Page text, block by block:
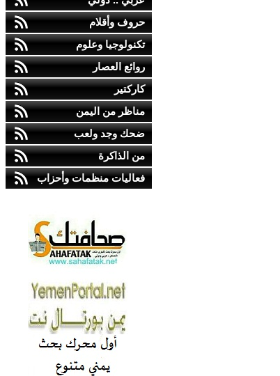
حروف وأقلام
تكنولوجيا وعلوم
روائع العصار
كاركتير
مناظر من اليمن
ضحك وجد ولعب
من الذاكرة
فعاليات منظمات وأحزاب